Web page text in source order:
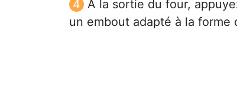
A la sortie du four,
un embout adapté à la forme